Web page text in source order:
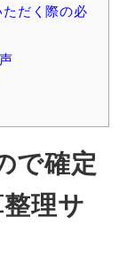
だく際の必
で確定
理サ